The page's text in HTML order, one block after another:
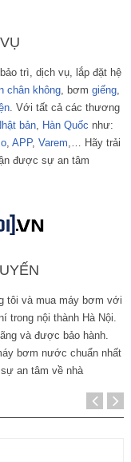
trì, dịch vụ, lắp đặt hệ
chân không , bơmgiếng
. Với tất cả các thương
bản Hàn Quốc như:
,APP,Varem ,… Hãy trải
được sự an tâm
tôi và mua máy bơm với
trong nội thành Hà Nội.
và được bảo hành.
bơm nước chuẩn nhất
an tâm về nhà